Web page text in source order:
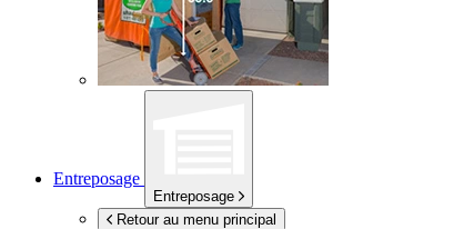
Entreposage
Entreposage
Retour au menu principal